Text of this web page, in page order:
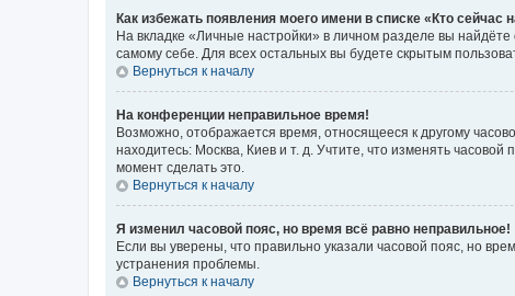
Как избежать появления моего имени в списке «Кто сейчас
На вкладке «Личные настройки» в личном разделе вы
самому себе. Для всех остальных вы будете скрытым
Вернуться к началу
На конференции неправильное время!
Возможно, отображается время, относящееся к другому
находитесь: Москва, Киев и т. д. Учтите, что изменять
момент сделать это.
Вернуться к началу
Я изменил часовой пояс, но время всё равно неправильное!
Если вы уверены, что правильно указали часовой пояс, но
устранения проблемы.
Вернуться к началу